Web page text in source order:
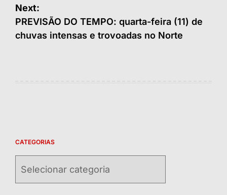
Next:
PREVISÃO DO TEMPO: quarta-feira (11) de
chuvas intensas e trovoadas no Norte
CATEGORIAS